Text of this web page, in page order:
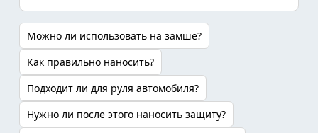
Можно ли использовать на замше?
Как правильно наносить?
Подходит ли для руля автомобиля?
Нужно ли после этого наносить защиту?